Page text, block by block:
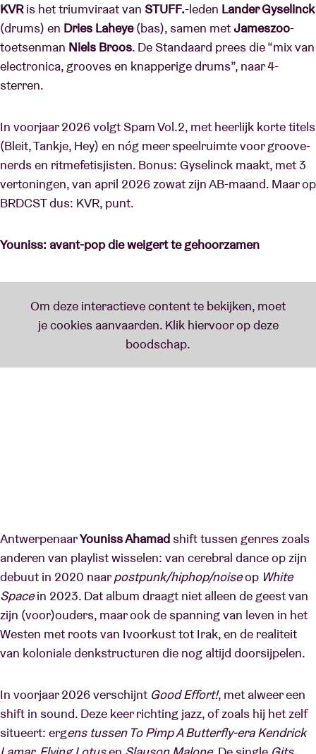
KVRis het triumviraat van STUFF.-leden Lander Gyselinck
(drums) en Dries Laheye(bas), samen metJameszoo-
toetsenman Niels Broos. De Standaard prees die “mix van
electronica, grooves en knapperige drums”, naar 4-
sterren.
In voorjaar 2026 volgt Spam Vol.2, met heerlijk korte titels
(Bleit, Tankje, Hey) en nóg meer speelruimte voor groove-
nerds en ritmefetisjisten. Bonus: Gyselinck maakt, met 3
vertoningen, van april 2026 zowat zijn AB-maand. Maar op
BRDCST dus: KVR, punt.
Youniss: avant-pop die weigert te gehoorzamen
AntwerpenaarYouniss Ahamad shift tussen genres zoals
anderen van playlist wisselen: van cerebral dance op zijn
debuut in 2020 naarpostpunk/hiphop/noiseop White
Spacein 2023. Dat album draagt niet alleen de geest van
zijn (voor)ouders, maar ook de spanning van leven in het
Westen met roots van Ivoorkust tot Irak, en de realiteit
van koloniale denkstructuren die nog altijd doorsijpelen.
In voorjaar 2026 verschijnt Good Effort!, met alweer een
shift in sound. Deze keer richting jazz, of zoals hij het zelf
situeert: ergens tussen To Pimp A Butterfly-era Kendrick